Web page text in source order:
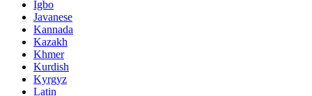
Igbo
Javanese
Kannada
Kazakh
Khmer
Kurdish
Kyrgyz
Latin